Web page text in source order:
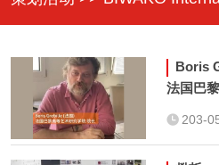
Boris
法国巴
203-